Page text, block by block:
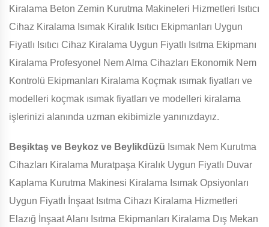
Kiralama Beton Zemin Kurutma Makineleri Hizmetleri Isıtıcı
Cihaz Kiralama Isımak Kiralık Isıtıcı Ekipmanları Uygun
Fiyatlı Isıtıcı Cihaz Kiralama Uygun Fiyatlı Isıtma Ekipmanı
Kiralama Profesyonel Nem Alma Cihazları Ekonomik Nem
Kontrolü Ekipmanları Kiralama Koçmak ısımak fiyatları ve
modelleri koçmak ısımak fiyatları ve modelleri kiralama
işlerinizi alanında uzman ekibimizle yanınızdayız.
Beşiktaş ve Beykoz ve Beylikdüzü Isımak Nem Kurutma
Cihazları Kiralama Muratpaşa Kiralık Uygun Fiyatlı Duvar
Kaplama Kurutma Makinesi Kiralama Isımak Opsiyonları
Uygun Fiyatlı İnşaat Isıtma Cihazı Kiralama Hizmetleri
Elazığ İnşaat Alanı Isıtma Ekipmanları Kiralama Dış Mekan